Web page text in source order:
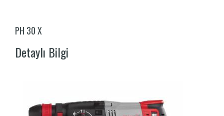
PH 30 X
Detaylı Bilgi